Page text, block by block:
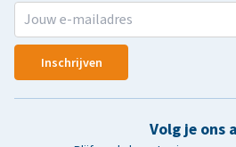
Inschrijven
Volg je ons